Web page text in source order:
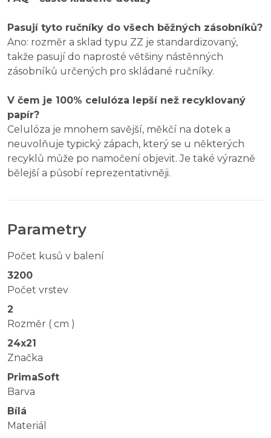
Pasují tyto ručníky do všech běžných zásobníků?
Ano: rozměr a sklad typu ZZ je standardizovaný,
takže pasují do naprosté většiny nástěnných
zásobníků určených pro skládané ručníky.
V čem je 100% celulóza lepší než recyklovaný
papír?
Celulóza je mnohem savější, měkčí na dotek a
neuvolňuje typický zápach, který se u některých
recyklů může po namočení objevit. Je také výrazně
bělejší a působí reprezentativněji.
Parametry
Počet kusů v balení
3200
Počet vrstev
2
Rozměr ( cm )
24x21
Značka
PrimaSoft
Barva
Bílá
Materiál